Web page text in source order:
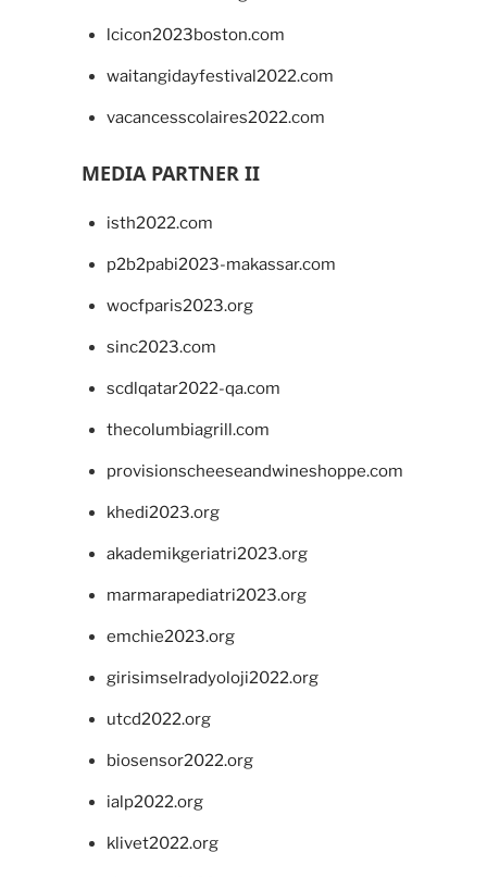
lcicon2023boston.com
waitangidayfestival2022.com
vacancesscolaires2022.com
MEDIA PARTNER II
isth2022.com
p2b2pabi2023-makassar.com
wocfparis2023.org
sinc2023.com
scdlqatar2022-qa.com
thecolumbiagrill.com
provisionscheeseandwineshoppe.com
khedi2023.org
akademikgeriatri2023.org
marmarapediatri2023.org
emchie2023.org
girisimselradyoloji2022.org
utcd2022.org
biosensor2022.org
ialp2022.org
klivet2022.org